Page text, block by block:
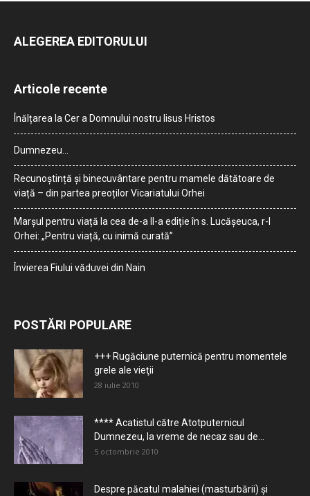
ALEGEREA EDITORULUI
Articole recente
Înălțarea la Cer a Domnului nostru Iisus Hristos
Dumnezeu…
Recunoștință și binecuvântare pentru mamele dătătoare de
viață – din partea preoților Vicariatului Orhei
Marșul pentru viață la cea de-a II-a ediție în s. Lucășeuca, r-l
Orhei: „Pentru viață, cu inimă curată”
Învierea Fiului văduvei din Nain
POSTĂRI POPULARE
+++ Rugăciune puternică pentru momentele
grele ale vieţii
28 iulie 2010
**** Acatistul către Atotputernicul
Dumnezeu, la vreme de necaz sau de...
5 octombrie 2010
Despre păcatul malahiei (masturbării) şi